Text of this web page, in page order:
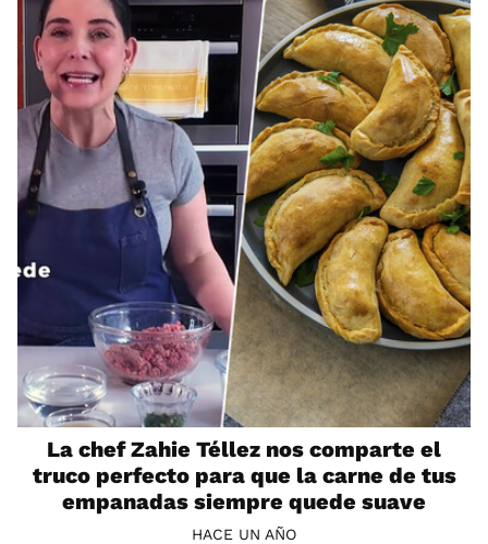
La chef Zahie Téllez nos comparte el
truco perfecto para que la carne de tus
empanadas siempre quede suave
HACE UN AÑO